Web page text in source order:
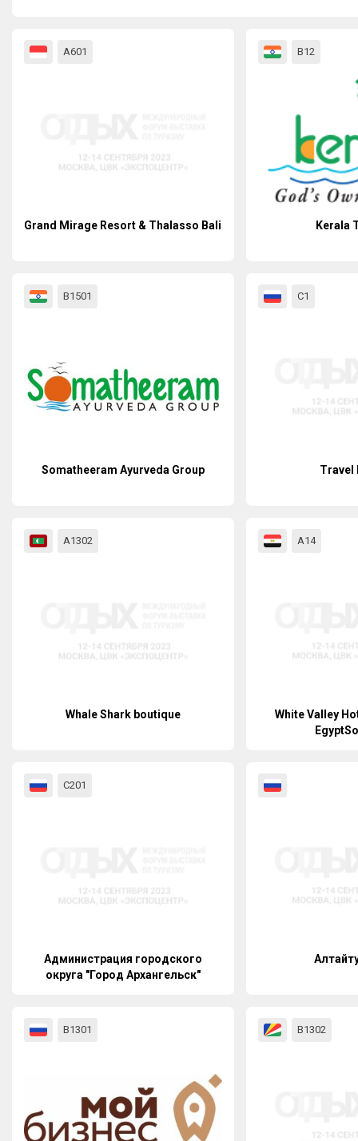
А601
Grand Mirage Resort & Thalasso Bali
В12
Kerala
В1501
Somatheeram Ayurveda Group
С1
Travel
А1302
Whale Shark boutique
А14
White Valley
С201
Администрация городского
округа "Город Архангельск"
В1301 В1302